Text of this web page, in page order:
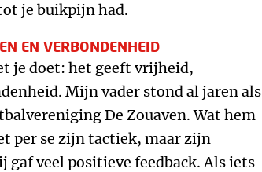
je buikpijn had.
EN VERBONDENHEID
je doet: het geeft vrijheid,
Mijn vader stond al jaren als
De Zouaven. Wat hem
per se zijn tactiek, maar zijn
gaf veel positieve feedback. Als iets